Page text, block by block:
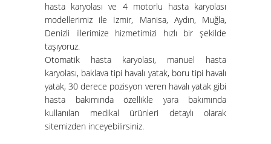
İzmir Konak Hasta Yatağı
Kurulumları Devam Ediyor
hasta karyolası ve 4 motorlu hasta karyolası
modellerimiz ile İzmir, Manisa, Aydın, Muğla,
Denizli illerimize hizmetimizi hızlı bir şekilde
taşıyoruz.
Otomatik hasta karyolası, manuel hasta
karyolası, baklava tipi havalı yatak, boru tipi havalı
yatak, 30 derece pozisyon veren havalı yatak gibi
hasta bakımında özellikle yara bakımında
kullanılan medikal ürünleri detaylı olarak
sitemizden inceyebilirsiniz.